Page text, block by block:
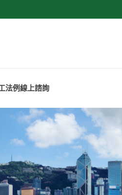
法例線上諮詢